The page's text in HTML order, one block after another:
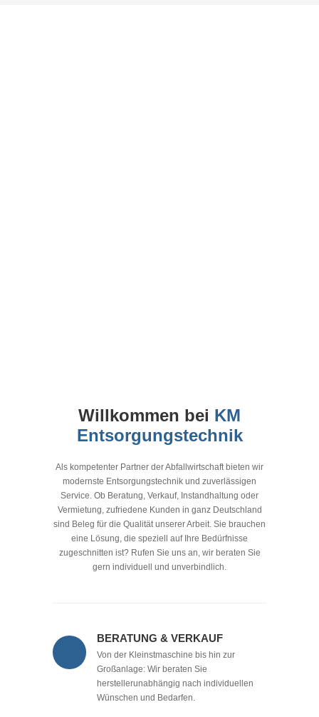
Willkommen bei KM
Entsorgungstechnik
Als kompetenter Partner der Abfallwirtschaft bieten wir
modernste Entsorgungstechnik und zuverlässigen
Service. Ob Beratung, Verkauf, Instandhaltung oder
Vermietung, zufriedene Kunden in ganz Deutschland
sind Beleg für die Qualität unserer Arbeit. Sie brauchen
eine Lösung, die speziell auf Ihre Bedürfnisse
zugeschnitten ist? Rufen Sie uns an, wir beraten Sie
gern individuell und unverbindlich.
BERATUNG & VERKAUF
Von der Kleinstmaschine bis hin zur
Großanlage: Wir beraten Sie
herstellerunabhängig nach individuellen
Wünschen und Bedarfen.